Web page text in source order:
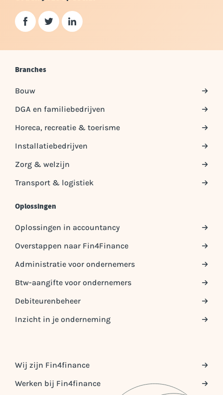
Branches
Bouw
DGA en familiebedrijven
Horeca, recreatie & toerisme
Installatiebedrijven
Zorg & welzijn
Transport & logistiek
Oplossingen
Oplossingen in accountancy
Overstappen naar Fin4Finance
Administratie voor ondernemers
Btw-aangifte voor ondernemers
Debiteurenbeheer
Inzicht in je onderneming
Wij zijn Fin4finance
Werken bij Fin4finance